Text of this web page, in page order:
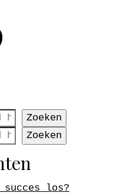
:
weer te
Zoeken
Zoeken
los?